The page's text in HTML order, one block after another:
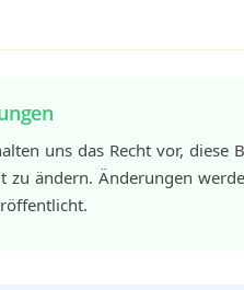
uns das Recht vor, diese
zu ändern. Änderungen